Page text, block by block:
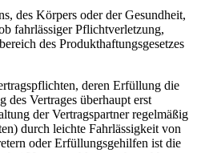
des Körpers oder der Gesundheit,
fahrlässiger Pflichtverletzung,
des Produkthaftungsgesetzes
deren Erfüllung die
des Vertrages überhaupt erst
der Vertragspartner regelmäßig
durch leichte Fahrlässigkeit von
oder Erfüllungsgehilfen ist die